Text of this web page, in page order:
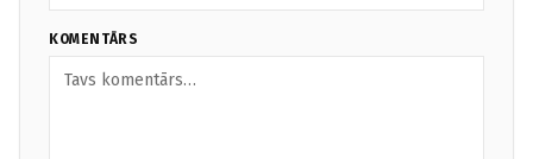
KOMENTĀRS